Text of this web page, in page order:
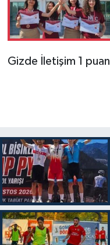
Gizde İletişim 1 puan